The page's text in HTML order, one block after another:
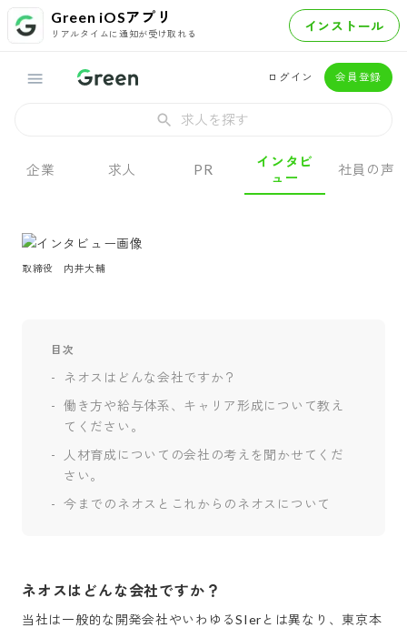
Green iOSアプリ
リアルタイムに通知が受け取れる インストール
ログイン 会員登録
求人を探す
企業 求人 PR
インタビ
ュー
社員の声
取締役　内井大輔
目次
ネオスはどんな会社ですか？
働き方や給与体系、キャリア形成について教え
てください。
人材育成についての会社の考えを聞かせてくだ
さい。
今までのネオスとこれからのネオスについて
ネオスはどんな会社ですか？
当社は一般的な開発会社やいわゆるSIerとは異なり、東京本